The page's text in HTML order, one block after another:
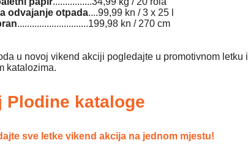
odvajanje otpada....99,99 kn / 3 x 25 l
.............................199,98 kn / 270 cm
u novoj vikend akciji pogledajte u promotivnom letku
katalozima.
Plodine kataloge
sve letke vikend akcija na jednom mjestu!